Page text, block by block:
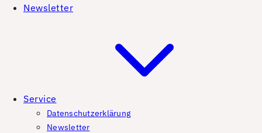
Newsletter
Service
Datenschutzerklärung
Newsletter